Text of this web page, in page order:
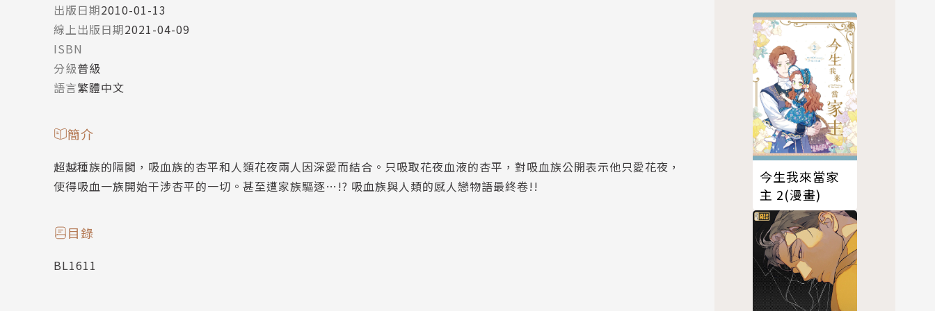
出版日期2010-01-13
線上出版日期2021-04-09
ISBN
分級普級
語言繁體中文
簡介
超越種族的隔閡，吸血族的杏平和人類花夜兩人因深愛而結合。只吸取花夜血液的杏平，對吸血族公開表示他只愛花夜，
使得吸血一族開始干涉杏平的一切。甚至遭家族驅逐…!? 吸血族與人類的感人戀物語最終卷!!
目錄
BL1611
今生我來當家
主 2(漫畫)